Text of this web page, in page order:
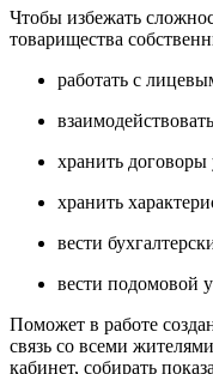
Чтобы избежать
товарищества
работать с
хранить
хранить
вести
вести подомовой
Поможет в работе
связь со всеми
кабинет, собирать